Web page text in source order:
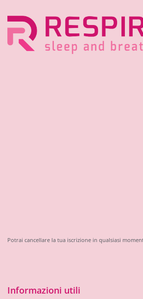
Potrai cancellare la tua iscrizione in qualsiasi
Informazioni utili